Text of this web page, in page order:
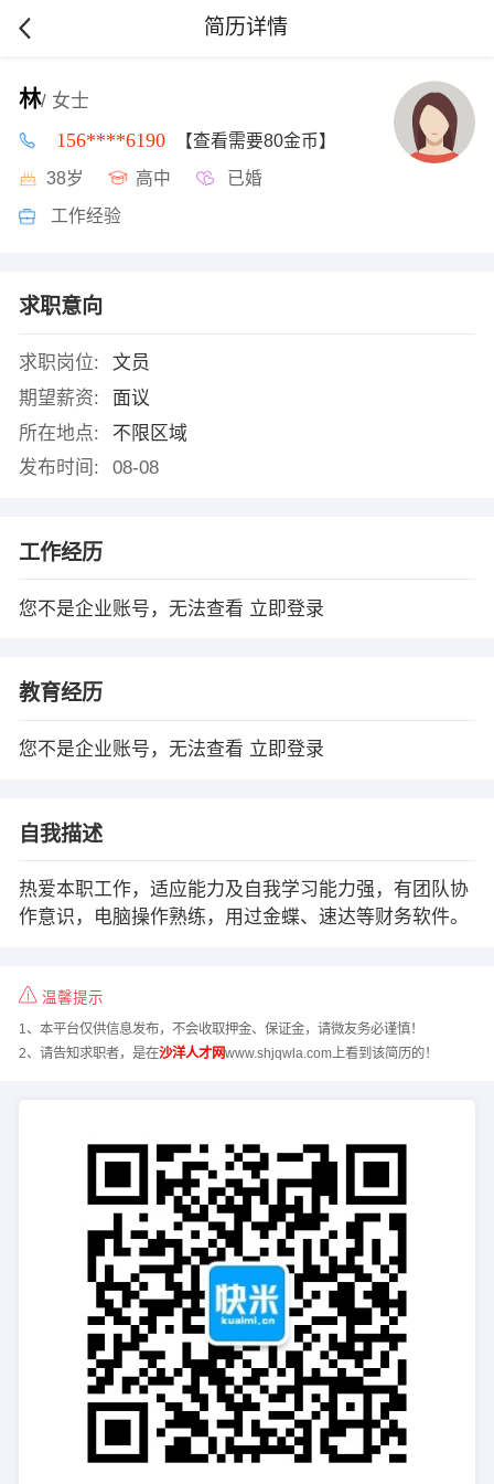
简历详情
林/ 女士
156****6190 【查看需要80金币】
38岁 高中 已婚
工作经验
求职意向
求职岗位:
文员
期望薪资:
面议
所在地点:
不限区域
发布时间:
08-08
工作经历
您不是企业账号，无法查看 立即登录
教育经历
您不是企业账号，无法查看 立即登录
自我描述
热爱本职工作，适应能力及自我学习能力强，有团队协
作意识，电脑操作熟练，用过金蝶、速达等财务软件。
温馨提示
1、本平台仅供信息发布，不会收取押金、保证金，请微友务必谨慎！
2、请告知求职者，是在沙洋人才网www.shjqwla.com上看到该简历的！